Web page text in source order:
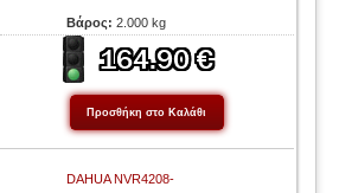
Βάρος:2.000 kg
DAHUA NVR4208-